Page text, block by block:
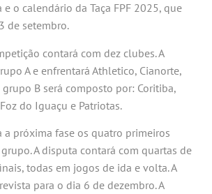
o calendário da Taça FPF 2025, que
de setembro.
contará com dez clubes. A
A e enfrentará Athletico, Cianorte,
B será composto por: Coritiba,
do Iguaçu e Patriotas.
a próxima fase os quatro primeiros
A disputa contará com quartas de
todas em jogos de ida e volta. A
para o dia 6 de dezembro. A